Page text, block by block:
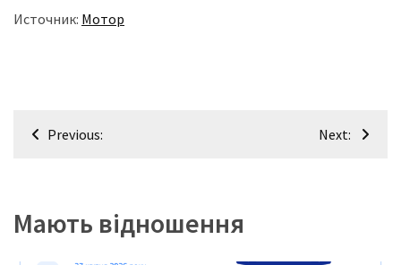
Источник: Мотор
Навігація
Previous: Next:
Мають відношення